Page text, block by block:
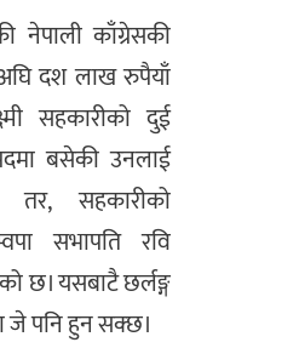
नेपाली काँग्रेसकी
दश लाख रुपैयाँ
सहकारीको दुई
बसेकी उनलाई
तर, सहकारीको
सभापति रवि
छ। यसबाटै छर्लङ्ग
जे पनि हुन सक्छ।